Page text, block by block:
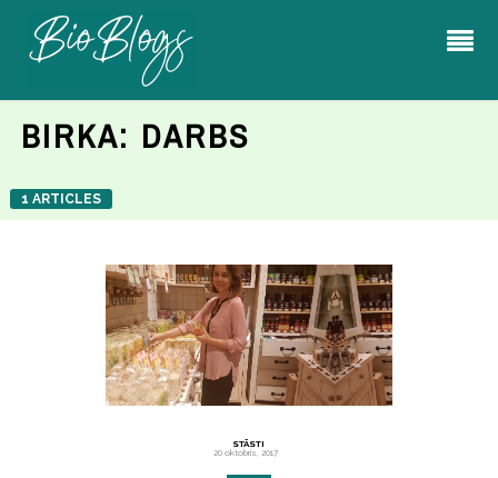
BIRKA: DARBS
1 ARTICLES
STĀSTI
20 oktobris, 2017